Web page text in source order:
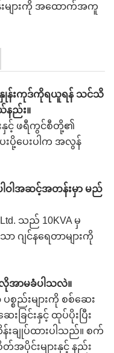
များကို အထောက်အကူ
နှုန်းကုဒ်ကိုရယူရန် သင်သိ
ည်း။
းနှင့် ဖရီကွင်စီတို့၏
ပို့ပေးပါက အလွန်
ါဝါအဆင့်အတန်းမှာ မည်
သည် 10KVA မှ
ာ ဂျင်နရေတာများကို
ာမခံပါသလဲ။
ည်းများကို စစ်ဆေး
ခြင်းနှင့် ထုပ်ပိုးပြီး
န်းချုပ်ထားပါသည်။ စက်
ပိုင်းများနှင့် နည်း